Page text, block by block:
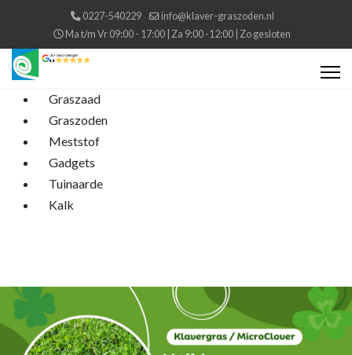
0227-540229
info@klaver-graszoden.nl
Ma t/m Vr 09:00 - 17:00 | Za 9:00 -12:00 | Zo gesloten
Graszaad
Graszoden
Meststof
Gadgets
Tuinaarde
Kalk